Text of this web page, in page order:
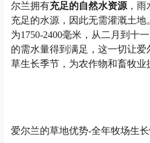
尔兰拥有充足的自然水资源 ，
充足的水源，因此无需灌溉土
为1750-2400毫米，从二月到十
的需水量得到满足，这一切让
草生长季节，为农作物和畜牧业
爱尔兰的草地优势-全年牧场生